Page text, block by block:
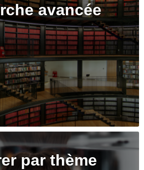
avancée
par thème